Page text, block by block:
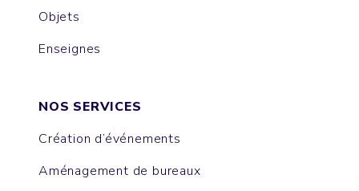
Objets
Enseignes
NOS SERVICES
Création d’événements
Aménagement de bureaux